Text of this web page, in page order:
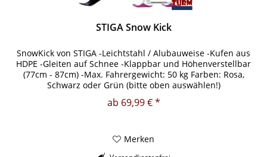
STIGA Snow Kick
SnowKick von STIGA -Leichtstahl / Alubauweise -Kufen aus
HDPE -Gleiten auf Schnee -Klappbar und Höhenverstellbar
(77cm - 87cm) -Max. Fahrergewicht: 50 kg Farben: Rosa,
Schwarz oder Grün (bitte oben auswählen!)
ab 69,99 € *
Merken